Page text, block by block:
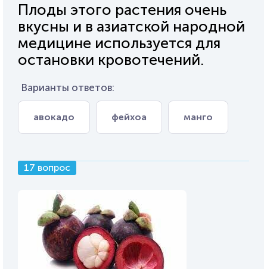
Плоды этого растения очень
вкусны и в азиатской народной
медицине используется для
остановки кровотечений.
Варианты ответов:
авокадо фейхоа манго
17 вопрос